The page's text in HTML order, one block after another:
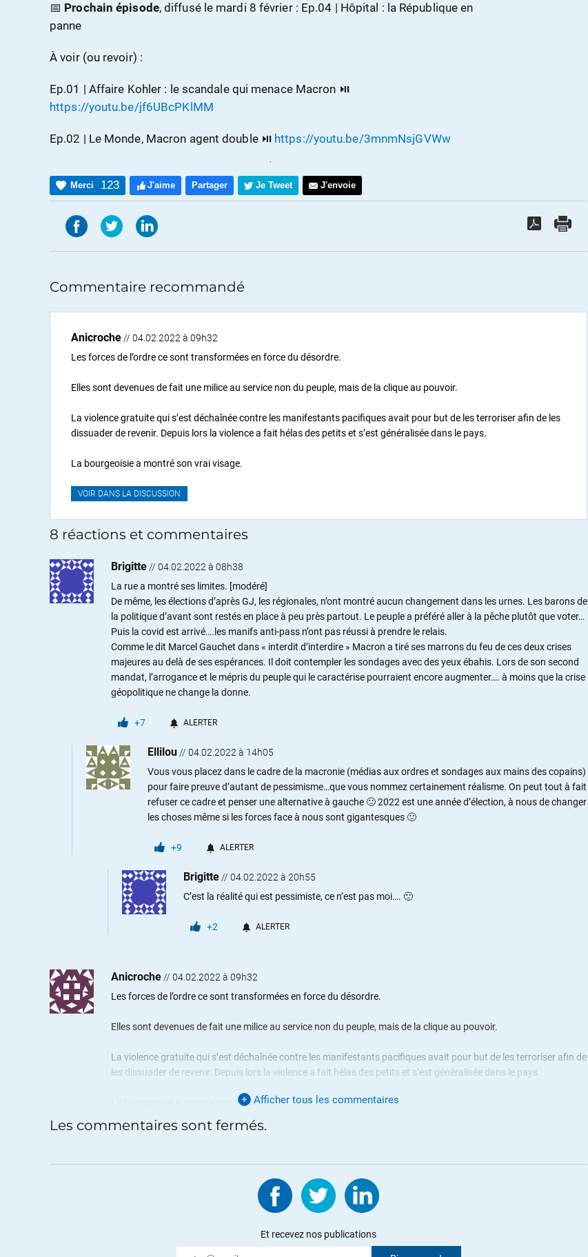
📅 Prochain épisode, diffusé le mardi 8 février : Ep.04 | Hôpital : la République en
panne
À voir (ou revoir) :
Ep.01 | Affaire Kohler : le scandale qui menace Macron ⏯
https://youtu.be/jf6UBcPKlMM
Ep.02 | Le Monde, Macron agent double ⏯ https://youtu.be/3mnmNsjGVWw
Merci 123 J'aime Partager Je Tweet J'envoie
Commentaire recommandé
Anicroche // 04.02.2022 à 09h32
Les forces de l’ordre ce sont transformées en force du désordre.
Elles sont devenues de fait une milice au service non du peuple, mais de la clique au pouvoir.
La violence gratuite qui s’est déchaînée contre les manifestants pacifiques avait pour but de les terroriser afin de les
dissuader de revenir. Depuis lors la violence a fait hélas des petits et s’est généralisée dans le pays.
La bourgeoisie a montré son vrai visage.
VOIR DANS LA DISCUSSION
8 réactions et commentaires
Brigitte // 04.02.2022 à 08h38
La rue a montré ses limites. [modéré]
De même, les élections d’après GJ, les régionales, n’ont montré aucun changement dans les urnes. Les barons de
la politique d’avant sont restés en place à peu près partout. Le peuple a préféré aller à la pêche plutôt que voter…
Puis la covid est arrivé….les manifs anti-pass n’ont pas réussi à prendre le relais.
Comme le dit Marcel Gauchet dans « interdit d’interdire » Macron a tiré ses marrons du feu de ces deux crises
majeures au delà de ses espérances. Il doit contempler les sondages avec des yeux ébahis. Lors de son second
mandat, l’arrogance et le mépris du peuple qui le caractérise pourraient encore augmenter…. à moins que la crise
géopolitique ne change la donne.
+7 ALERTER
Ellilou // 04.02.2022 à 14h05
Vous vous placez dans le cadre de la macronie (médias aux ordres et sondages aux mains des copains)
pour faire preuve d’autant de pessimisme…que vous nommez certainement réalisme. On peut tout à fait
refuser ce cadre et penser une alternative à gauche 🙂 2022 est une année d’élection, à nous de changer
les choses même si les forces face à nous sont gigantesques 🙂
+9 ALERTER
Brigitte // 04.02.2022 à 20h55
C’est la réalité qui est pessimiste, ce n’est pas moi…. 🙂
+2 ALERTER
Anicroche // 04.02.2022 à 09h32
Les forces de l’ordre ce sont transformées en force du désordre.
Elles sont devenues de fait une milice au service non du peuple, mais de la clique au pouvoir.
La violence gratuite qui s’est déchaînée contre les manifestants pacifiques avait pour but de les terroriser afin de
les dissuader de revenir. Depuis lors la violence a fait hélas des petits et s’est généralisée dans le pays.
La bourgeoisie a montré son vrai visage.
+32 ALERTER
Les forces de l’ordre n’ont jamais été autres choses que celles de l’ordre voulu par le pouvoir.
reste le fascisme ou la barbarie munie de milices variées comme en Syrie, comme ultime limite à la chute de l’Etat.
Mais, comme toutes lignes Maginot, citadelles, châteaux ou murs ne peuvent s’opposer à quoi que ce soit s’ils
Afficher tous les commentaires
Les commentaires sont fermés.
Et recevez nos publications